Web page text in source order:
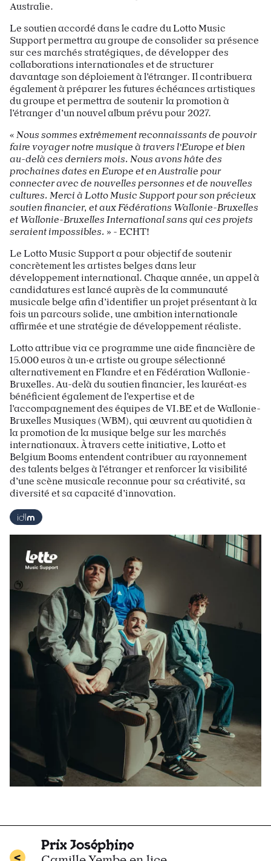
Australie.
Le soutien accordé dans le cadre du Lotto Music
Support permettra au groupe de consolider sa présence
sur ces marchés stratégiques, de développer des
collaborations internationales et de structurer
davantage son déploiement à l’étranger. Il contribuera
également à préparer les futures échéances artistiques
du groupe et permettra de soutenir la promotion à
l’étranger d’un nouvel album prévu pour 2027.
« Nous sommes extrêmement reconnaissants de pouvoir
faire voyager notre musique à travers l’Europe et bien
au-delà ces derniers mois. Nous avons hâte des
prochaines dates en Europe et en Australie pour
connecter avec de nouvelles personnes et de nouvelles
cultures. Merci à Lotto Music Support pour son précieux
soutien financier, et aux Fédérations Wallonie-Bruxelles
et Wallonie-Bruxelles International sans qui ces projets
seraient impossibles. » - ECHT!
Le Lotto Music Support a pour objectif de soutenir
concrètement les artistes belges dans leur
développement international. Chaque année, un appel à
candidatures est lancé auprès de la communauté
musicale belge afin d’identifier un projet présentant à la
fois un parcours solide, une ambition internationale
affirmée et une stratégie de développement réaliste.
Lotto attribue via ce programme une aide financière de
15.000 euros à un·e artiste ou groupe sélectionné
alternativement en Flandre et en Fédération Wallonie-
Bruxelles. Au-delà du soutien financier, les lauréat·es
bénéficient également de l’expertise et de
l’accompagnement des équipes de VI.BE et de Wallonie-
Bruxelles Musiques (WBM), qui œuvrent au quotidien à
la promotion de la musique belge sur les marchés
internationaux. À travers cette initiative, Lotto et
Belgium Booms entendent contribuer au rayonnement
des talents belges à l’étranger et renforcer la visibilité
d’une scène musicale reconnue pour sa créativité, sa
diversité et sa capacité d’innovation.
Prix Joséphine